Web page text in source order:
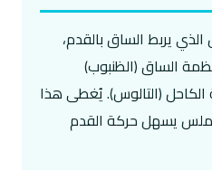
يربط الساق بالقدم،
الساق (الظنبوب)
(التالوس). يُغطى هذا
يسهل حركة القدم